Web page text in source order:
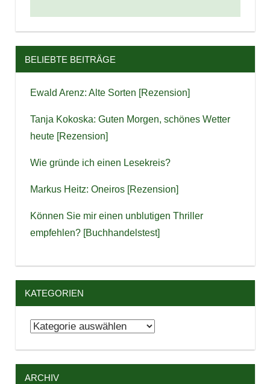
BELIEBTE BEITRÄGE
Ewald Arenz: Alte Sorten [Rezension]
Tanja Kokoska: Guten Morgen, schönes Wetter
heute [Rezension]
Wie gründe ich einen Lesekreis?
Markus Heitz: Oneiros [Rezension]
Können Sie mir einen unblutigen Thriller
empfehlen? [Buchhandelstest]
KATEGORIEN
Kategorien
ARCHIV